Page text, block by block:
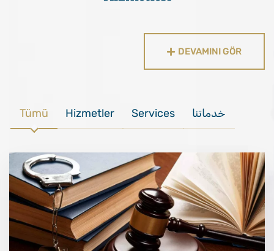
DEVAMINI GÖR
Tümü Hizmetler Services خدماتنا